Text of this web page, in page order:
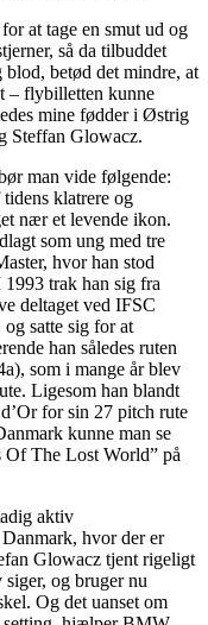
at tage en smut ud og
så da tilbuddet
betød det mindre, at
– flybilletten kunne
mine fødder i Østrig
Steffan Glowacz.
man vide følgende:
klatrere og
nær et levende ikon.
som ung med tre
hvor han stod
trak han sig fra
deltaget ved IFSC
satte sig for at
han således ruten
som i mange år blev
Ligesom han blandt
for sin 27 pitch rute
kunne man se
Of The Lost World” på
aktiv
hvor der er
Glowacz tjent rigeligt
og bruger nu
Og det uanset om